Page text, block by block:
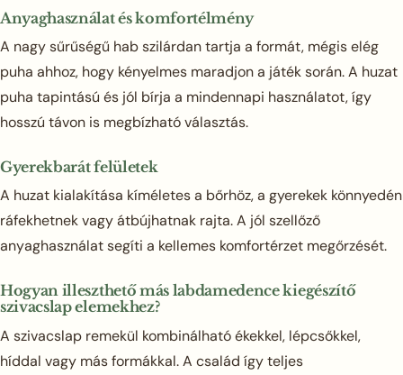
Anyaghasználat és komfortélmény
A nagy sűrűségű hab szilárdan tartja a formát, mégis elég
puha ahhoz, hogy kényelmes maradjon a játék során. A huzat
puha tapintású és jól bírja a mindennapi használatot, így
hosszú távon is megbízható választás.
Gyerekbarát felületek
A huzat kialakítása kíméletes a bőrhöz, a gyerekek könnyedén
ráfekhetnek vagy átbújhatnak rajta. A jól szellőző
anyaghasználat segíti a kellemes komfortérzet megőrzését.
Hogyan illeszthető más labdamedence kiegészítő
szivacslap elemekhez?
A szivacslap remekül kombinálható ékekkel, lépcsőkkel,
híddal vagy más formákkal. A család így teljes